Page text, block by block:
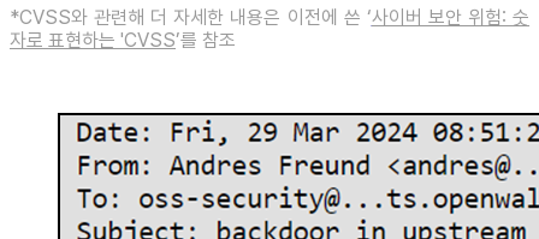
*CVSS와 관련해 더 자세한 내용은 이전에 쓴 ‘사이버 보안 위험: 숫
자로 표현하는 'CVSS’를 참조